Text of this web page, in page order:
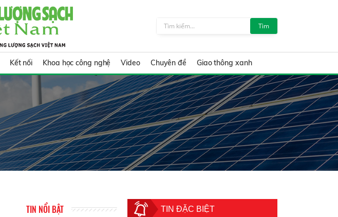
Tìm
Kết nối Khoa học công nghệ Video Chuyên đề Giao thông xanh
TIN NỔI BẬT TIN ĐẶC BIỆT